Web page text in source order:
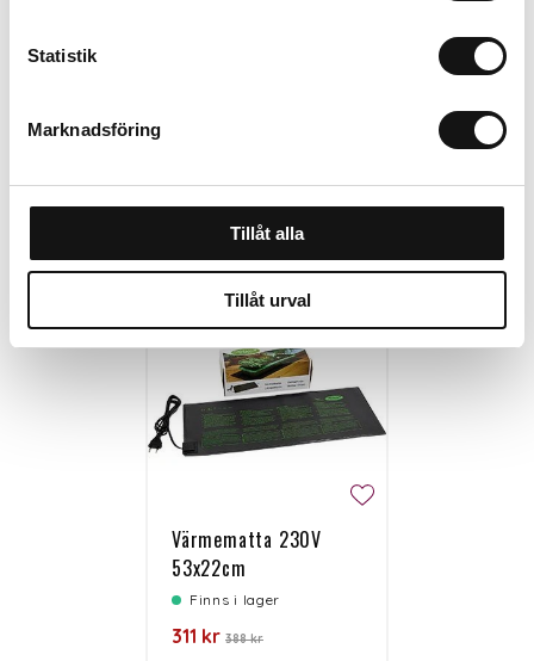
Statistik
Marknadsföring
Tillåt alla
Tillåt urval
Personalen tipsar
Värmematta 230V
53x22cm
Finns i lager
311 kr 388 kr